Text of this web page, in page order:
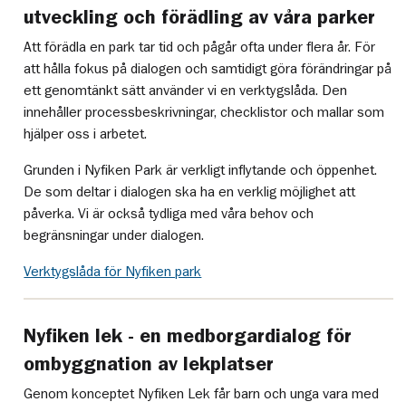
utveckling och förädling av våra parker
Att förädla en park tar tid och pågår ofta under flera år. För
att hålla fokus på dialogen och samtidigt göra förändringar på
ett genomtänkt sätt använder vi en verktygslåda. Den
innehåller processbeskrivningar, checklistor och mallar som
hjälper oss i arbetet.
Grunden i Nyfiken Park är verkligt inflytande och öppenhet.
De som deltar i dialogen ska ha en verklig möjlighet att
påverka. Vi är också tydliga med våra behov och
begränsningar under dialogen.
Verktygslåda för Nyfiken park
Nyfiken lek - en medborgardialog för
ombyggnation av lekplatser
Genom konceptet Nyfiken Lek får barn och unga vara med